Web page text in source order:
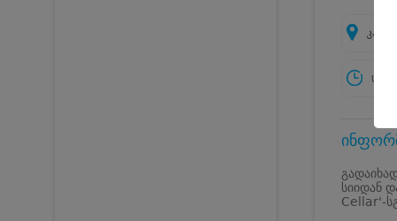
სიიდან
Cellar'-